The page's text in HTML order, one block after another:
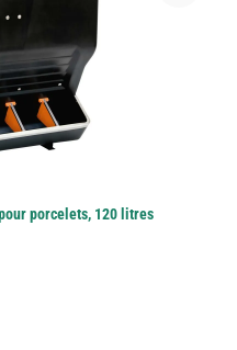
porcelets, 120 litres